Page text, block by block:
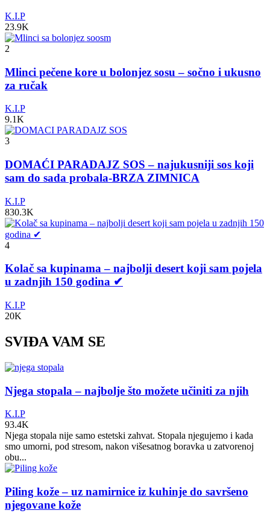
K.I.P
23.9K
2
Mlinci pečene kore u bolonjez sosu – sočno i ukusno
za ručak
K.I.P
9.1K
3
DOMAĆI PARADAJZ SOS – najukusniji sos koji
sam do sada probala-BRZA ZIMNICA
K.I.P
830.3K
4
Kolač sa kupinama – najbolji desert koji sam pojela
u zadnjih 150 godina ✔
K.I.P
20K
SVIĐA VAM SE
Njega stopala – najbolje što možete učiniti za njih
K.I.P
93.4K
Njega stopala nije samo estetski zahvat. Stopala njegujemo i kada
smo umorni, pod stresom, nakon višesatnog boravka u zatvorenoj
obu...
Piling kože – uz namirnice iz kuhinje do savršeno
njegovane kože